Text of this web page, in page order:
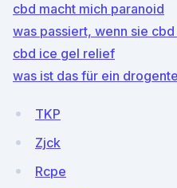
cbd macht mich paranoid
was passiert, wenn sie
cbd ice gel relief
was ist das für ein
TKP
Zjck
Rcpe